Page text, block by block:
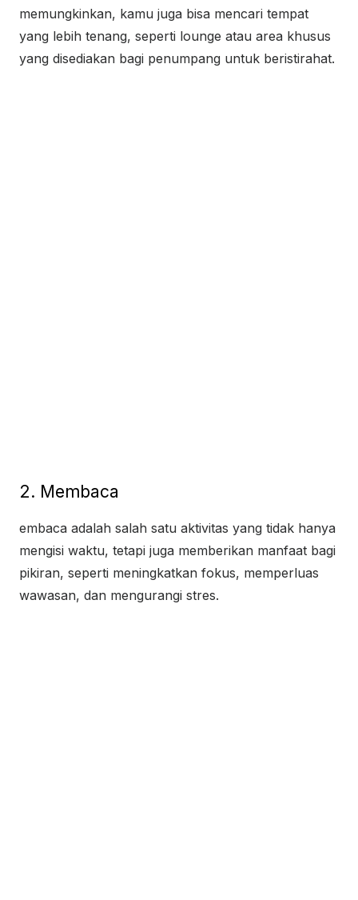
memungkinkan, kamu juga bisa mencari tempat
yang lebih tenang, seperti lounge atau area khusus
yang disediakan bagi penumpang untuk beristirahat.
2. Membaca
embaca adalah salah satu aktivitas yang tidak hanya
mengisi waktu, tetapi juga memberikan manfaat bagi
pikiran, seperti meningkatkan fokus, memperluas
wawasan, dan mengurangi stres.